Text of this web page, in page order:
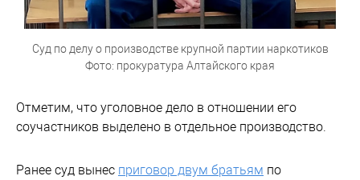
Суд по делу о производстве крупной партии наркотиков
Фото: прокуратура Алтайского края
Отметим, что уголовное дело в отношении его
соучастников выделено в отдельное производство.
Ранее суд вынес приговор двум братьям по